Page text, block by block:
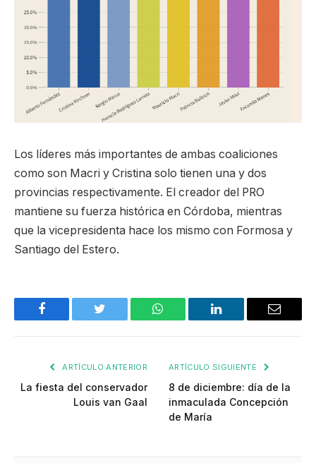
Los líderes más importantes de ambas coaliciones
como son Macri y Cristina solo tienen una y dos
provincias respectivamente. El creador del PRO
mantiene su fuerza histórica en Córdoba, mientras
que la vicepresidenta hace los mismo con Formosa y
Santiago del Estero.
Facebook Twitter WhatsApp LinkedIn Email
ARTÍCULO ANTERIOR
La fiesta del conservador
Louis van Gaal
ARTÍCULO SIGUIENTE
8 de diciembre: día de la
inmaculada Concepción
de María